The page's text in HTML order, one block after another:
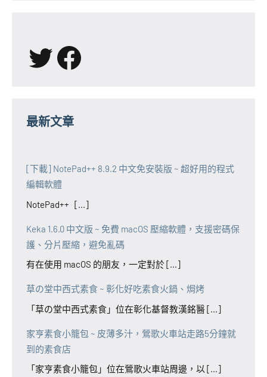
X Facebook
最新文章
[下載] NotePad++ 8.9.2 中文免安裝版 ~ 超好用的程式
編輯軟體
NotePad++ [...]
Keka 1.6.0 中文版 ~ 免費 macOS 壓縮軟體，支援密碼保
護、分片壓縮，避免亂碼
有在使用 macOS 的朋友，一定對於 [...]
草の堂中西式素食 ~ 彰化好吃素食火鍋、焗烤
「草の堂中西式素食」位在彰化基督教漢銘醫 [...]
家亨素食小籠包 ~ 皮薄多汁，鶯歌火車站走路5分鐘就
到的素食店
「家亨素食小籠包」位在鶯歌火車站周邊，以 [...]